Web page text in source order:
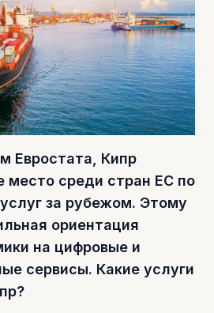
Евростата, Кипр
место среди стран ЕС по
за рубежом. Этому
ориентация
на цифровые и
сервисы. Какие услуги